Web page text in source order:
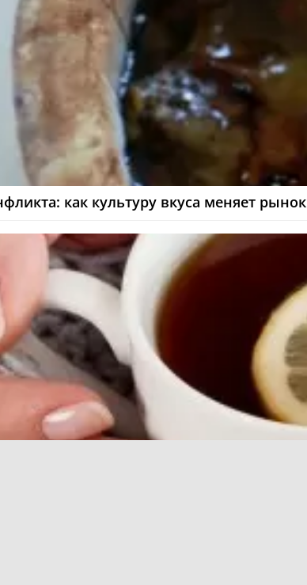
как культуру вкуса меняет рынок